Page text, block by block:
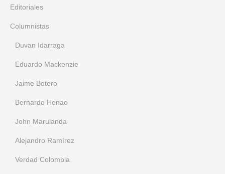
Editoriales
Columnistas
Duvan Idarraga
Eduardo Mackenzie
Jaime Botero
Bernardo Henao
John Marulanda
Alejandro Ramírez
Verdad Colombia